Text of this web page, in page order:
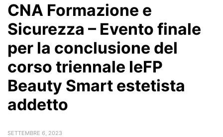
CNA Formazione e
Sicurezza – Evento finale
per la conclusione del
corso triennale IeFP
Beauty Smart estetista
addetto
SETTEMBRE 6, 2023